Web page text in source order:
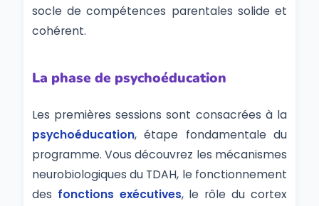
socle de compétences parentales solide et
cohérent.
La phase de psychoéducation
Les premières sessions sont consacrées à la
psychoéducation, étape fondamentale du
programme. Vous découvrez les mécanismes
neurobiologiques du TDAH, le fonctionnement
des fonctions exécutives, le rôle du cortex